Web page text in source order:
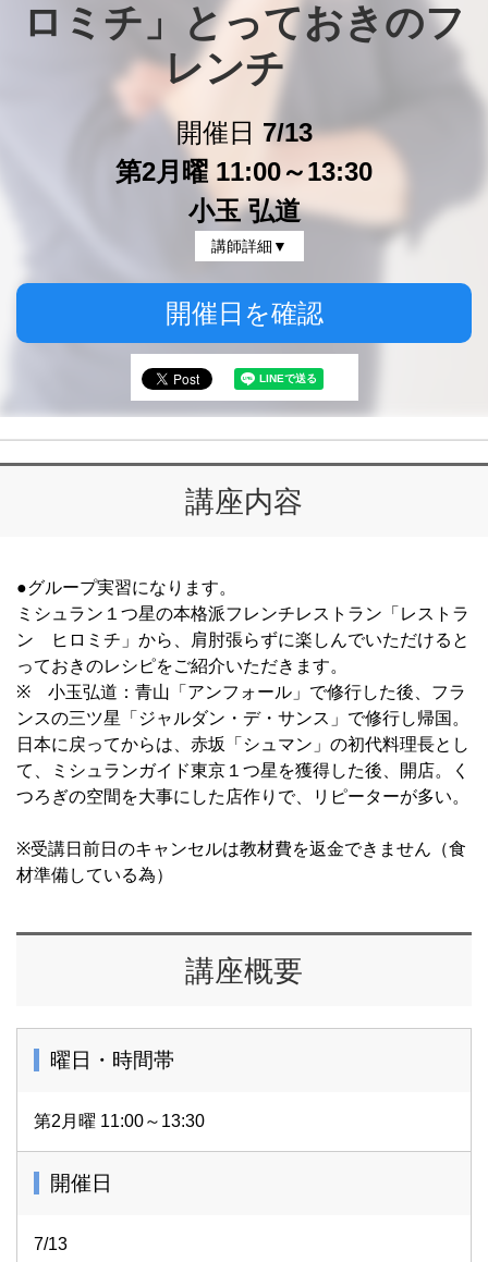
ロミチ」とっておきのフ
レンチ
開催日 7/13
第2月曜 11:00～13:30
小玉 弘道
講師詳細▼
開催日を確認
講座内容
●グループ実習になります。
ミシュラン１つ星の本格派フレンチレストラン「レストラ
ン ヒロミチ」から、肩肘張らずに楽しんでいただけると
っておきのレシピをご紹介いただきます。
※ 小玉弘道：青山「アンフォール」で修行した後、フラ
ンスの三ツ星「ジャルダン・デ・サンス」で修行し帰国。
日本に戻ってからは、赤坂「シュマン」の初代料理長とし
て、ミシュランガイド東京１つ星を獲得した後、開店。く
つろぎの空間を大事にした店作りで、リピーターが多い。
※受講日前日のキャンセルは教材費を返金できません（食
材準備している為）
講座概要
曜日・時間帯
第2月曜 11:00～13:30
開催日
7/13